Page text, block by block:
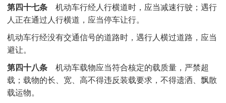
第四十七条机动车行经人行横道时，应当减速行驶；遇行
人正在通过人行横道，应当停车让行。
机动车行经没有交通信号的道路时，遇行人横过道路，应当
避让。
第四十八条机动车载物应当符合核定的载质量，严禁超
载；载物的长、宽、高不得违反装载要求，不得遗洒、飘散
载运物。